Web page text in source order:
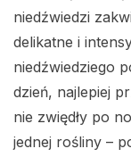
niedźwiedzi
delikatne i
niedźwiedziego
dzień, najlepiej
nie zwiędły po
jednej rośliny –